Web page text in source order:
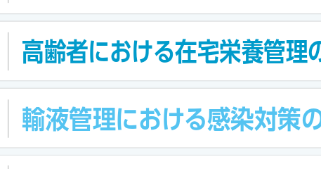
高齢者における在宅栄養管理
輸液管理における感染対策